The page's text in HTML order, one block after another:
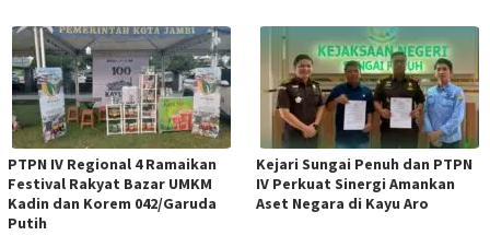
PTPN IV Regional 4 Ramaikan
Festival Rakyat Bazar UMKM
Kadin dan Korem 042/Garuda
Putih
Kejari Sungai Penuh dan PTPN
IV Perkuat Sinergi Amankan
Aset Negara di Kayu Aro